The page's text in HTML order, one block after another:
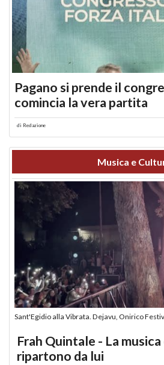
Pagano si prende il
comincia la vera partita
di Redazione
Musica e
Sant'Egidio alla Vibrata. Dejavu, Onirico
Frah Quintale - La
ripartono da lui